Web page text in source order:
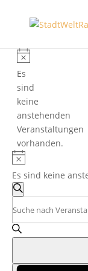
für
10.
August
2026
Hinweis
Es
sind
keine
anstehenden
Veranstaltungen
vorhanden.
Hinweis
Es sind keine
Suche
und
Ansichten,
Suche
eingeben.